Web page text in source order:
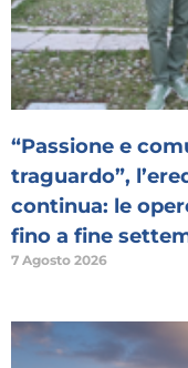
“Passione e
traguardo”,
continua: le
fino a fine
7 Agosto 2026